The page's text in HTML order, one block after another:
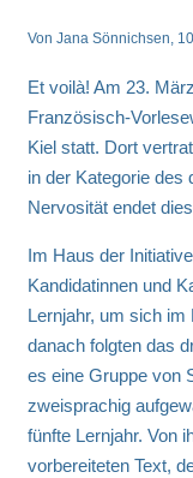
Von Jana Sönnichsen,
Et voilà! Am 23.
Französisch-
Kiel statt. Dort
in der Kategorie des
Nervosität endet
Im Haus der
Kandidatinnen und
Lernjahr, um sich
danach folgten das
es eine Gruppe von
zweisprachig
fünfte Lernjahr. Von
vorbereiteten Text,